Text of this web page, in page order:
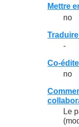
Mettre
no
-
Co-
no
Le